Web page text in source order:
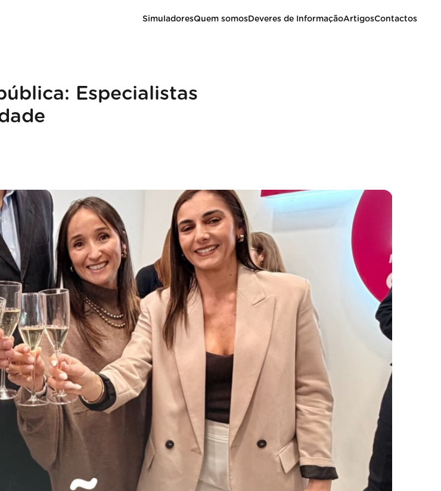
SimuladoresQuem somosDeveres de InformaçãoArtigosContactos
Especialistas